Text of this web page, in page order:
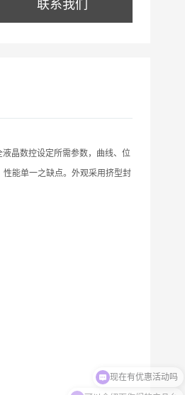
联系我们
晶数控设定所需参数，曲线、位
能单一之缺点。外观采用挤型封